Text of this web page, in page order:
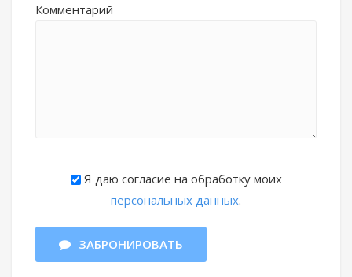
Комментарий
Я даю согласие на обработку моих
персональных данных.
ЗАБРОНИРОВАТЬ